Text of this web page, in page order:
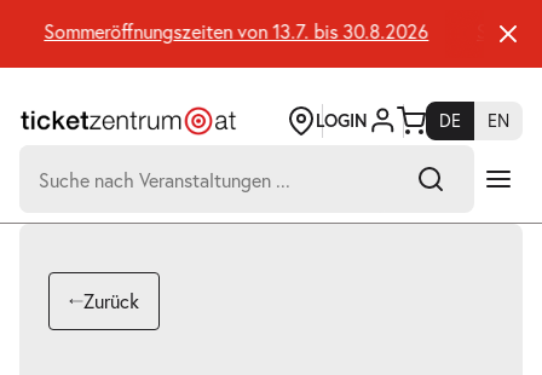
Seiteninhalt
springen
Sommeröffnungszeiten von 13.7. bis 30.8.2026
LOGIN DE
EN
nach:
Suchtreffer:
Zurück